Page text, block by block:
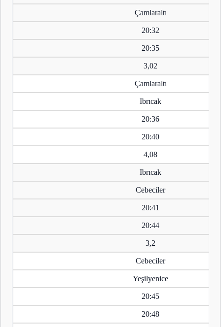
Çamlaraltı
20:32
20:35
3,02
Çamlaraltı
Ibrıcak
20:36
20:40
4,08
Ibrıcak
Cebeciler
20:41
20:44
3,2
Cebeciler
Yeşilyenice
20:45
20:48